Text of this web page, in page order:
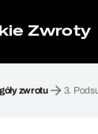
Zwroty
zwrotu 3.